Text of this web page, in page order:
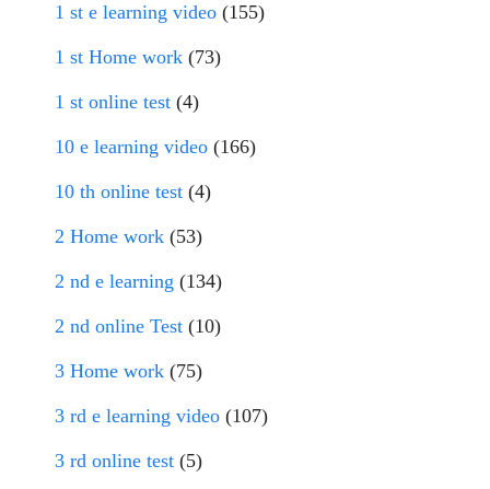
1 st e learning video (155)
1 st Home work (73)
1 st online test (4)
10 e learning video (166)
10 th online test (4)
2 Home work (53)
2 nd e learning (134)
2 nd online Test (10)
3 Home work (75)
3 rd e learning video (107)
3 rd online test (5)